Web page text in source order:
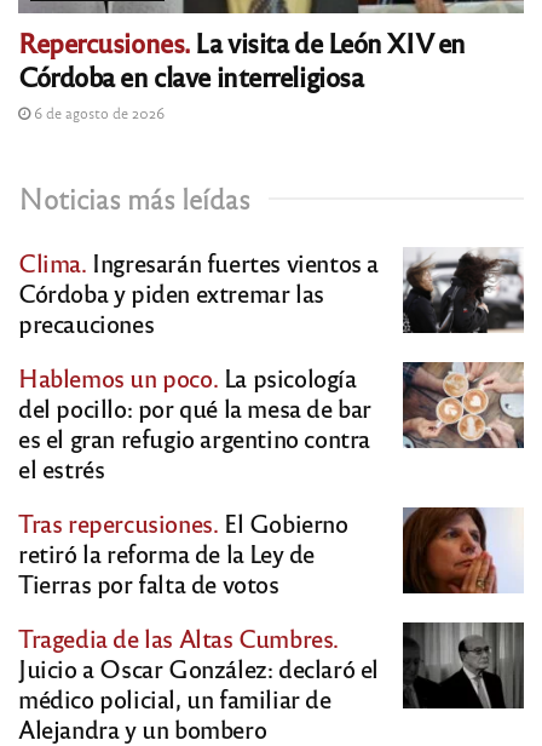
Repercusiones.La visita de León XIV en
Córdoba en clave interreligiosa
6 de agosto de 2026
Noticias más leídas
Clima. Ingresarán fuertes vientos a
Córdoba y piden extremar las
precauciones
Hablemos un poco. La psicología
del pocillo: por qué la mesa de bar
es el gran refugio argentino contra
el estrés
Tras repercusiones. El Gobierno
retiró la reforma de la Ley de
Tierras por falta de votos
Tragedia de las Altas Cumbres.
Juicio a Oscar González: declaró el
médico policial, un familiar de
Alejandra y un bombero